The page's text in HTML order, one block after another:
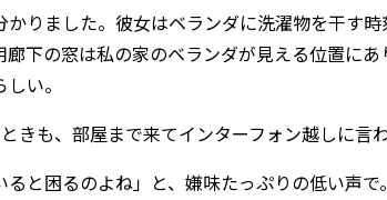
かりました。彼女はベランダに洗濯物を干す
下の窓は私の家のベランダが見える位置に
い。
きも、部屋まで来てインターフォン越しに言わ
ると困るのよね」と、嫌味たっぷりの低い声で。